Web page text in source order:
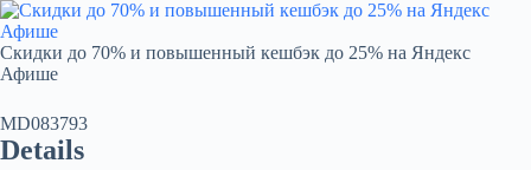
Скидки до 70% и повышенный кешбэк до 25% на Яндекс
Афише
MD083793
Details